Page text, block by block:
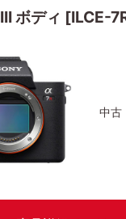
ボディ [ILCE-
中古